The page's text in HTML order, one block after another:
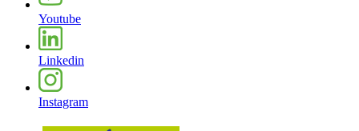
Youtube
Linkedin
Instagram